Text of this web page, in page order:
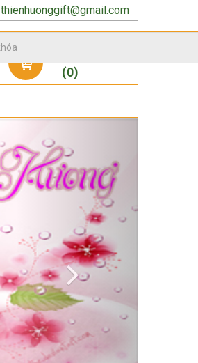
thienhuonggift@gmail.com
(0)